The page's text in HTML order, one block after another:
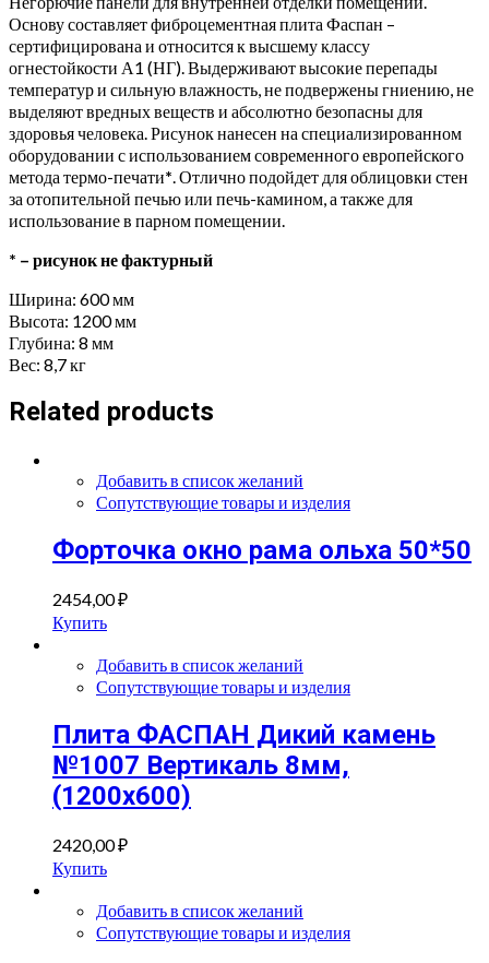
Основу составляет фиброцементная плита Фаспан –
сертифицирована и относится к высшему классу
огнестойкости А1 (НГ). Выдерживают высокие перепады
температур и сильную влажность, не подвержены гниению, не
выделяют вредных веществ и абсолютно безопасны для
здоровья человека. Рисунок нанесен на специализированном
оборудовании с использованием современного европейского
метода термо-печати* . Отлично подойдет для облицовки стен
за отопительной печью или печь-камином, а также для
использование в парном помещении.
* – рисунок не фактурный
Ширина: 600 мм
Высота: 1200 мм
Глубина: 8 мм
Вес: 8,7 кг
Related products
Добавить в список желаний
Сопутствующие товары и изделия
Форточка окно рама ольха 50*50
2454,00₽
Купить
Добавить в список желаний
Сопутствующие товары и изделия
Плита ФАСПАН Дикий камень
№1007 Вертикаль 8мм,
(1200х600)
2420,00₽
Купить
Добавить в список желаний
Сопутствующие товары и изделия